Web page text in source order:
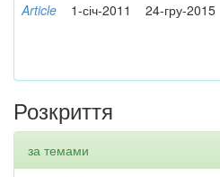
Article 1-січ-2011 24-гру-2015
Розкриття
за темами